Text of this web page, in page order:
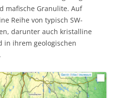
mafische Granulite. Auf
Reihe von typisch SW-
darunter auch kristalline
in ihrem geologischen